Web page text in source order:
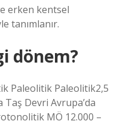
erken kentsel
tanımlanır.
dönem?
Paleolitik Paleolitik2,5
Taş Devri Avrupa’da
MÖ 12.000 –